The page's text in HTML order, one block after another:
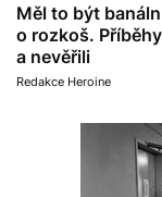
Měl to být
o rozkoš.
a nevěřili
Redakce Heroine